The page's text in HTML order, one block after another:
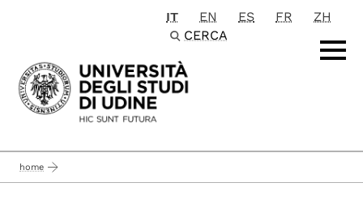
Passa al contenuto principale
IT EN ES FR
ZH
CERCA
home